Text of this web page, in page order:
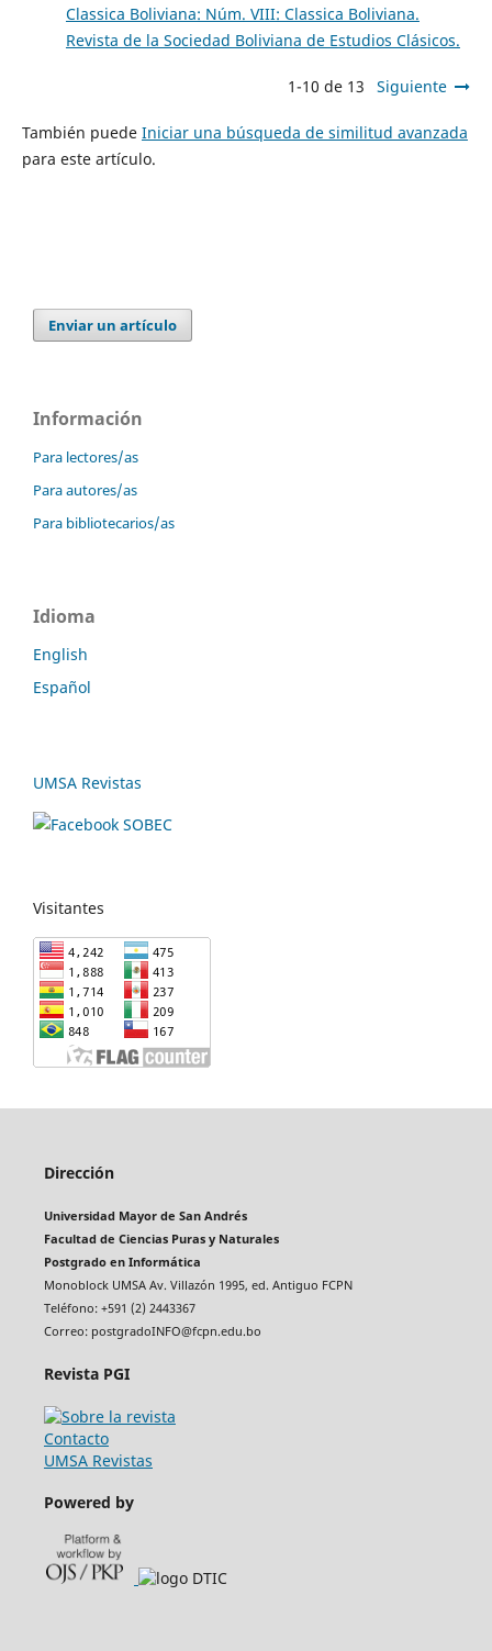
Classica Boliviana: Núm. VIII: Classica Boliviana.
Revista de la Sociedad Boliviana de Estudios Clásicos.
1-10 de 13 Siguiente
También puede Iniciar una búsqueda de similitud avanzada
para este artículo.
Enviar un artículo
Información
Para lectores/as
Para autores/as
Para bibliotecarios/as
Idioma
English
Español
UMSA Revistas
Visitantes
Dirección
Universidad Mayor de San Andrés
Facultad de Ciencias Puras y Naturales
Postgrado en Informática
Monoblock UMSA Av. Villazón 1995, ed. Antiguo FCPN
Teléfono: +591 (2) 2443367
Correo: postgradoINFO@fcpn.edu.bo
Revista PGI
Contacto
UMSA Revistas
Powered by